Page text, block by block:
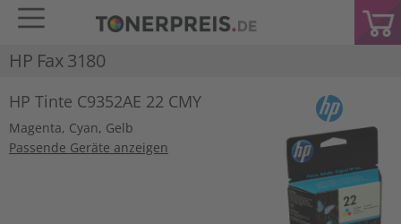
HP Fax 3180
HP Tinte C9352AE 22 CMY
Magenta, Cyan, Gelb
Passende Geräte anzeigen